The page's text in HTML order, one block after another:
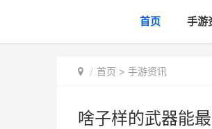
首页 手游
首页 > 手游资讯
啥子样的武器能